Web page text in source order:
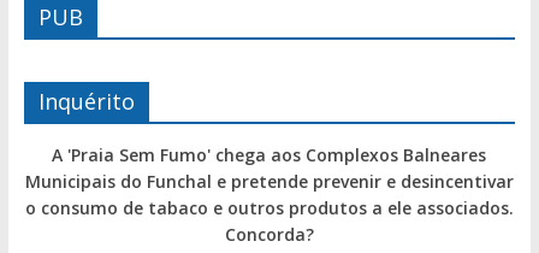
PUB
Inquérito
A 'Praia Sem Fumo' chega aos Complexos Balneares
Municipais do Funchal e pretende prevenir e desincentivar
o consumo de tabaco e outros produtos a ele associados.
Concorda?